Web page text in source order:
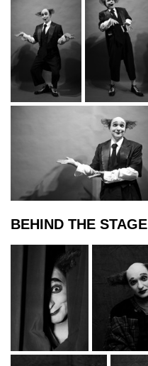
BEHIND THE STAGE